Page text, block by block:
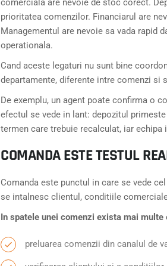
comerciala are nevoie de stoc corect.
prioritatea comenzilor. Financiarul are
Managementul are nevoie sa vada rapid
operationala.
Cand aceste legaturi nu sunt bine
departamente, diferente intre comenzi
De exemplu, un agent poate confirma o
efectul se vede in lant: depozitul
termen care trebuie recalculat, iar
COMANDA ESTE TESTUL
Comanda este punctul in care se vede
se intalnesc clientul, conditiile
In spatele unei comenzi exista mai
preluarea comenzii din canalul de